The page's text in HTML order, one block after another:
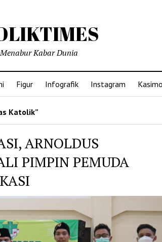
Kabar Dunia
Figur Infografik Instagram
Katolik”
ARNOLDUS
PIMPIN PEMUDA